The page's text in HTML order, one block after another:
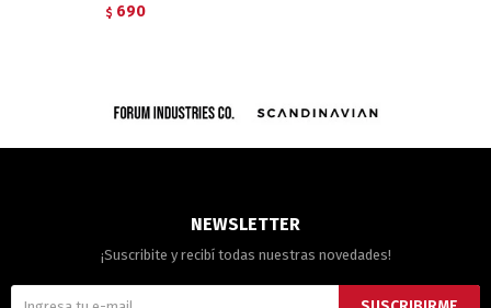
$ 690
NEWSLETTER
¡Suscribite y recibí todas nuestras novedades!